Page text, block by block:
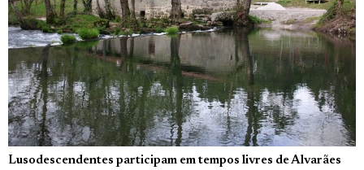
Lusodescendentes participam em tempos livres de Alvarães